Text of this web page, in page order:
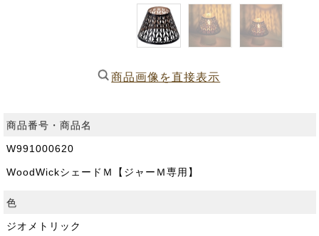
商品画像を直接表示
商品番号・商品名
W991000620
WoodWickシェードＭ【ジャーＭ専用】
色
ジオメトリック